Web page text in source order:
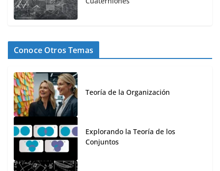
Conoce Otros Temas
Teoría de la Organización
Explorando la Teoría de los
Conjuntos